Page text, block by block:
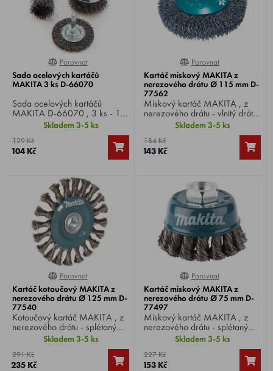
0%
Porovnat
Sada ocelových kartáčů
MAKITA 3 ks D-66070
Sada ocelových kartáčů
MAKITA D-66070 , 3 ks - 1x
štětcový 6x25 mm, 1x
kotoučový 6x50 mm a 1x
miskový 6x50 mm, vhodné pro
vrtačky.
Skladem 3-5 ks
129 Kč
104 Kč
0%
Porovnat
Kartáč miskový MAKITA z
nerezového drátu Ø 115 mm D‐
77562
Miskový kartáč MAKITA , z
nerezového drátu - vlnitý drát,
Ø drátu 0,3 mm, Ø kartáče
115 mm, upnutí M14, pro
malé úhlové brusky.
Skladem 3-5 ks
184 Kč
143 Kč
0%
Porovnat
Kartáč kotoučový MAKITA z
nerezového drátu Ø 125 mm D‐
77540
Kotoučový kartáč MAKITA , z
nerezového drátu - splétaný
drát, Ø drátu 0,5 mm, Ø
kartáče 125 mm, upnutí M14,
pro malé úhlové brusky.
Skladem 3-5 ks
291 Kč
235 Kč
0%
Porovnat
Kartáč miskový MAKITA z
nerezového drátu Ø 75 mm D-
77497
Miskový kartáč MAKITA , z
nerezového drátu - splétaný
drát, Ø drátu 0,5 mm, Ø
kartáče 75 mm, upnutí M14,
pro malé úhlové brusky.
Skladem 3-5 ks
227 Kč
153 Kč